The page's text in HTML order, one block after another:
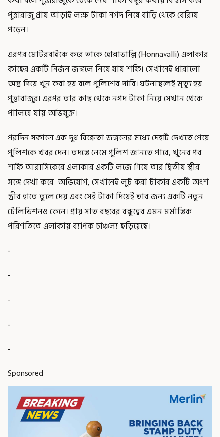
পুত্তারাজু প্রায় আড়াই লক্ষ টাকা নগদ নিয়ে বাড়ি থেকে বেরিয়ে
পড়েন।
এরপর মোটরবাইকে করে তাকে হোন্নাভাল্লি (Honnavalli) এলাকার
কাছের একটি নির্জন জঙ্গলে নিয়ে যায় শফি। সেখানেই ধারালো
অস্ত্র দিয়ে খুন করা হয় বলে পুলিশের দাবি। ঘটনাস্থলেই মৃত্যু হয়
পুত্তারাজুর। এরপর তার কাছ থেকে নগদ টাকা নিয়ে সেখান থেকে
পালিয়ে যায় অভিযুক্ত।
পরদিন সকালে এক দুধ বিক্রেতা জঙ্গলের মধ্যে দেহটি দেখতে পেয়ে
পুলিশকে খবর দেন। তদন্তে নেমে পুলিশ জানতে পারে, খুনের পর
শফি আরাসিকেরে এলাকার একটি লজে গিয়ে তার দ্বিতীয় স্ত্রীর
সঙ্গে দেখা করে। অভিযোগ, সেখানেই লুট করা টাকার একটি অংশ
স্ত্রীর হাতে তুলে দেয় এবং সেই টাকা দিয়েই তার জন্য একটি নতুন
টেলিভিশনও কেনে। প্রায় সাত বছরের বন্ধুত্বের এমন মর্মান্তিক
পরিণতিতে এলাকায় ব্যাপক চাঞ্চল্য ছড়িয়েছে।
-
-
-
-
-
Sponsored